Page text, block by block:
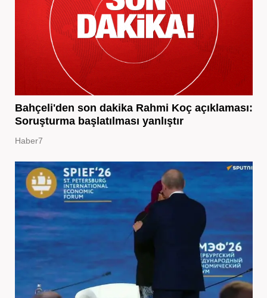
Bahçeli'den son dakika Rahmi Koç açıklaması:
Soruşturma başlatılması yanlıştır
Haber7